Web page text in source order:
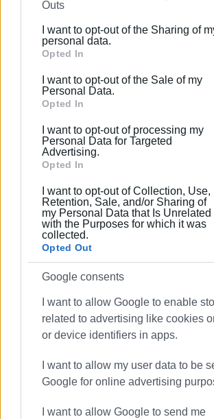
further disclose it to other third parties.
Please note that this website/app uses
Google services and may gather and
behaviour. You may click to grant or
Google and its third-party tags to use
section.
Outs
I want to opt-out of the Sharing of
personal data.
Opted In
I want to opt-out of the Sale of my
Personal Data.
Opted In
I want to opt-out of processing my
Personal Data for Targeted
Advertising.
Opted In
I want to opt-out of Collection, Use,
Retention, Sale, and/or Sharing of
my Personal Data that Is Unrelated
with the Purposes for which it was
collected.
Opted Out
Google consents
I want to allow Google to enable
related to advertising like cookies
or device identifiers in apps.
I want to allow my user data to be
Google for online advertising
I want to allow Google to send me